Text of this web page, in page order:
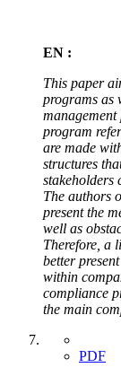
EN :
This paper
programs as
management
program
are made
structures
stakeholders
The authors
present the
well as
Therefore, a
better
within
compliance
the main
PDF